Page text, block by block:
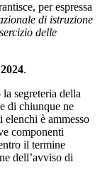
per espressa
di istruzione
delle
.
segreteria della
di chiunque ne
è ammesso
componenti
il termine
dell’avviso di